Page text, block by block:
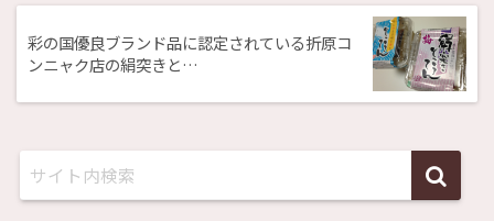
彩の国優良ブランド品に認定されている折原コ
ンニャク店の絹突きと…